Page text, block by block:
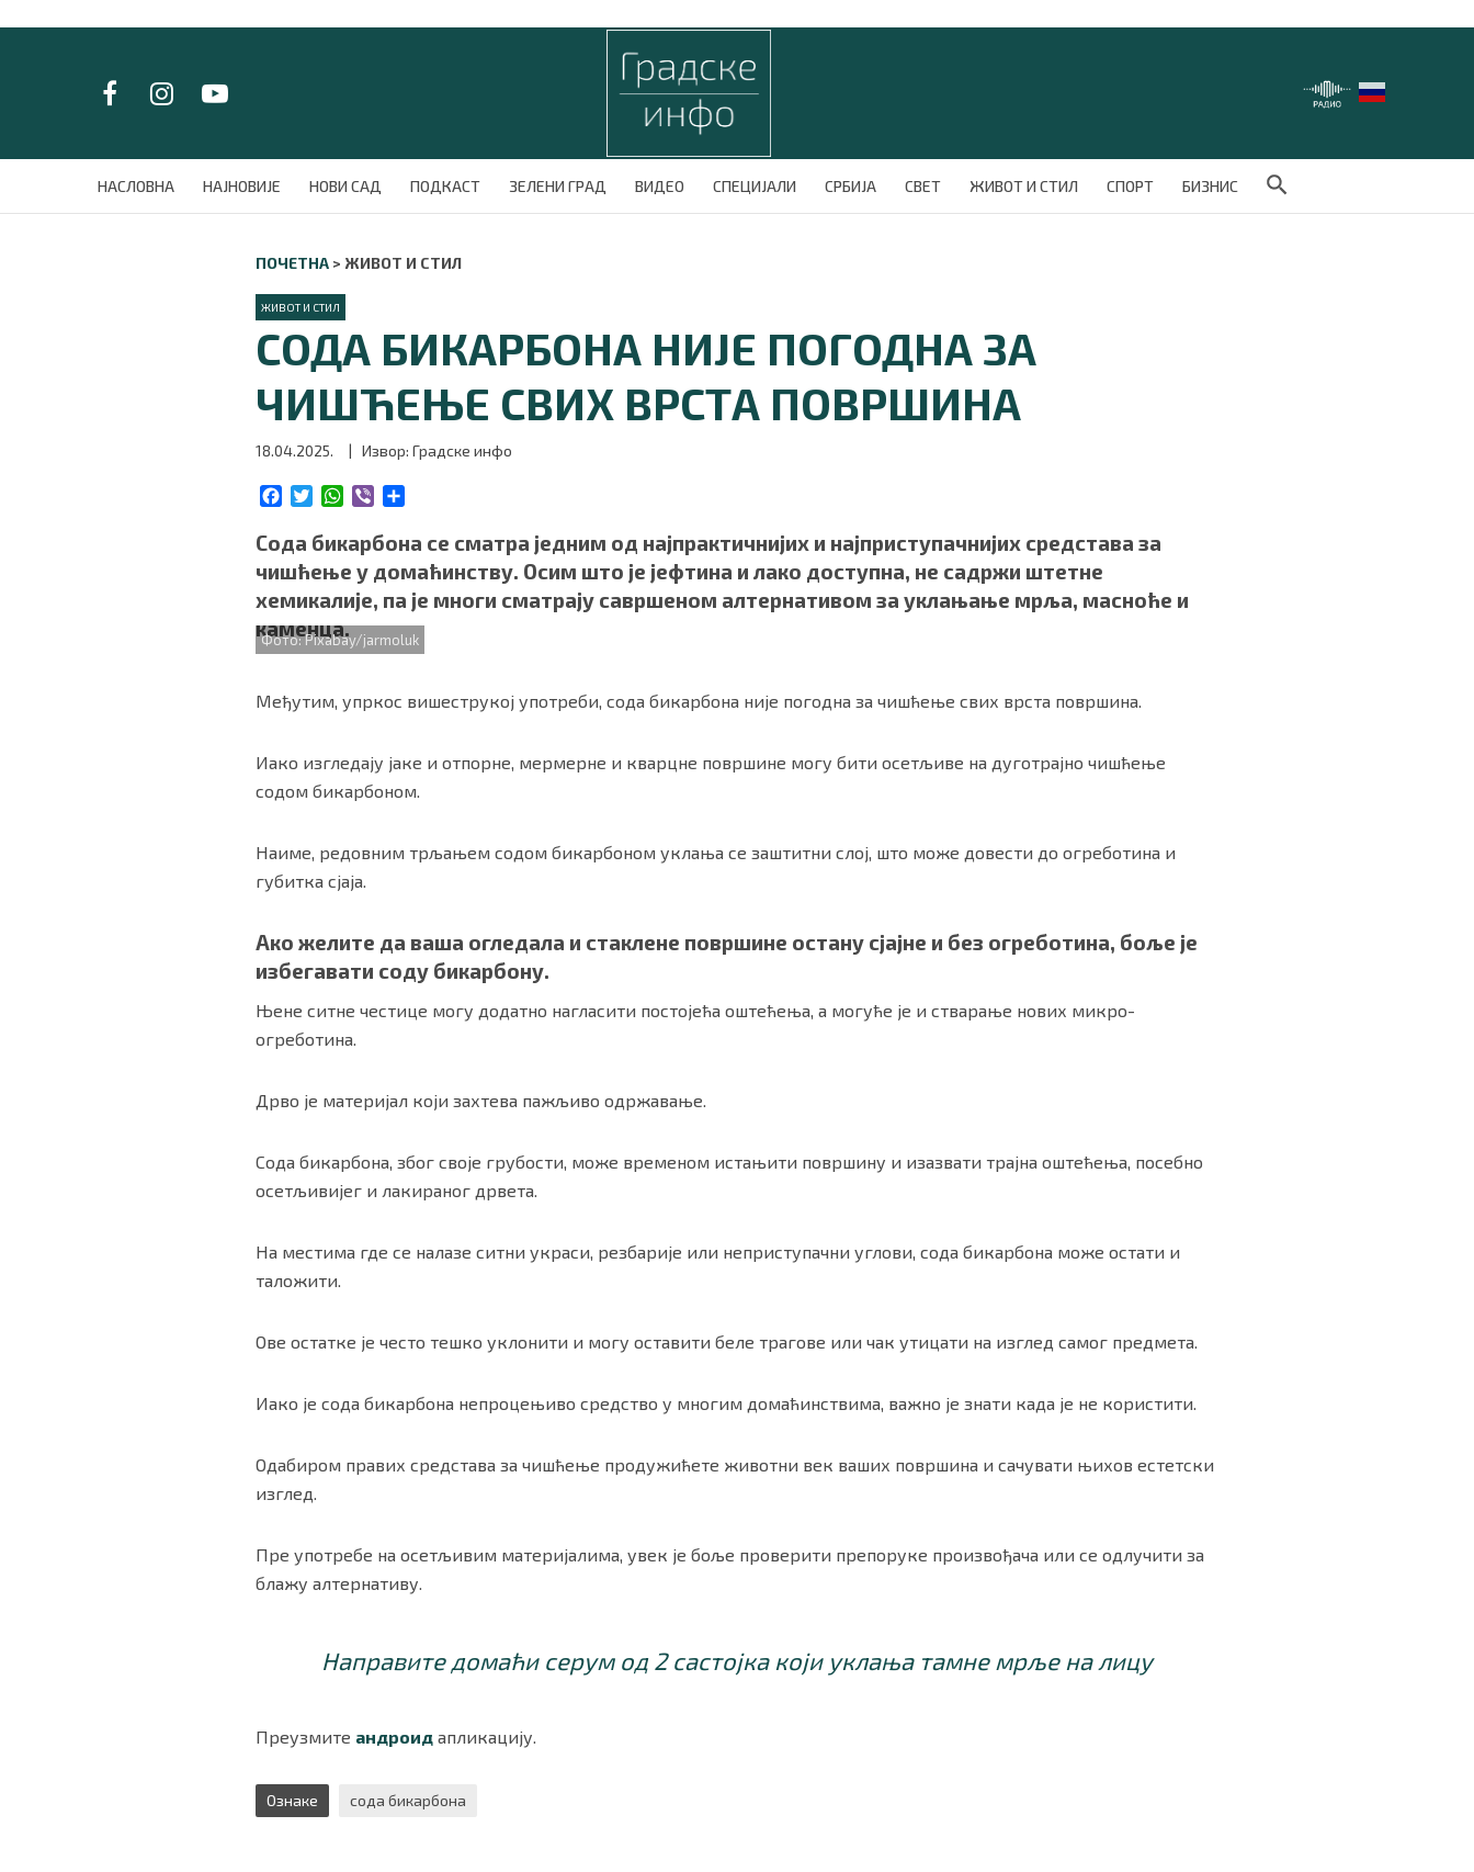
НАСЛОВНА НАЈНОВИЈЕ НОВИ САД ПОДКАСТ ЗЕЛЕНИ ГРАД ВИДЕО СПЕЦИЈАЛИ СРБИЈА СВЕТ ЖИВОТ И СТИЛ СПОРТ БИЗНИС
Search Button
ПОЧЕТНА > ЖИВОТ И СТИЛ
ЖИВОТ И СТИЛ
СОДА БИКАРБОНА НИЈЕ ПОГОДНА ЗА
ЧИШЋЕЊЕ СВИХ ВРСТА ПОВРШИНА
18.04.2025. | Извор: Градске инфо
c
e
b
o
o
k
i
t
e
r
W
a
s
A
p
p
b
r
a
e
Сода бикарбона се сматра једним од најпрактичнијих и најприступачнијих средстава за
чишћење у домаћинству. Осим што је јефтинa и лако доступна, не садржи штетне
хемикалије, па је многи сматрају савршеном алтернативом за уклањање мрља, масноће и
каменца.
Фото: Pixabay/jarmoluk
Међутим, упркос вишеструкој употреби, сода бикарбона није погодна за чишћење свих врста површина.
Иако изгледају јаке и отпорне, мермерне и кварцне површине могу бити осетљиве на дуготрајно чишћење
содом бикарбоном.
Наиме, редовним трљањем содом бикарбоном уклања се заштитни слој, што може довести до огреботина и
губитка сјаја.
Ако желите да ваша огледала и стаклене површине остану сјајне и без огреботина, боље је
избегавати соду бикарбону.
Њене ситне честице могу додатно нагласити постојећа оштећења, а могуће је и стварање нових микро-
огреботина.
Дрво је материјал који захтева пажљиво одржавање.
Сода бикарбона, због своје грубости, може временом истањити површину и изазвати трајна оштећења, посебно
осетљивијег и лакираног дрвета.
На местима где се налазе ситни украси, резбарије или неприступачни углови, сода бикарбона може остати и
таложити.
Ове остатке је често тешко уклонити и могу оставити беле трагове или чак утицати на изглед самог предмета.
Иако је сода бикарбона непроцењиво средство у многим домаћинствима, важно је знати када је не користити.
Одабиром правих средстава за чишћење продужићете животни век ваших површина и сачувати њихов естетски
изглед.
Пре употребе на осетљивим материјалима, увек је боље проверити препоруке произвођача или се одлучити за
блажу алтернативу.
Направите домаћи серум од 2 састојка који уклања тамне мрље на лицу
Преузмите андроид апликацију.
Ознаке сода бикарбона
НАСЛОВНА
НАЈНОВИЈЕ
redakcija@gradskeinfo.rs
Услови коришћења|Политика приватности
ПРЕУЗМИТЕ НАШУ АПЛИКАЦИЈУ